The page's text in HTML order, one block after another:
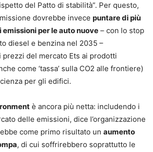
del Patto di stabilità”. Per questo,
dovrebbe invece puntare di più
per le auto nuove – con lo stop
diesel e benzina nel 2035 –
prezzi del mercato Ets ai prodotti
come ‘tassa’ sulla CO2 alle frontiere)
per gli edifici.
è ancora più netta: includendo i
delle emissioni, dice l’organizzazione
come primo risultato un aumento
, di cui soffrirebbero soprattutto le